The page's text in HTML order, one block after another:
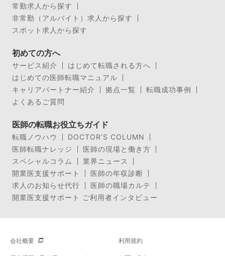
常勤求人から探す
非常勤（アルバイト）求人から探す
スポット求人から探す
初めての方へ
サービス紹介
はじめて転職される方へ
はじめての医師転職マニュアル
キャリアパートナー紹介
拠点一覧
転職成功事例
よくあるご質問
医師の転職お役立ちガイド
転職ノウハウ
DOCTOR’S COLUMN
医師転職ナレッジ
医師の現場と働き方
スペシャルコラム
業界ニュース
開業医支援サポート
医師の年収診断
求人のお知らせ代行
医師の職場カルテ
開業医支援サポート ご利用者インタビュー
会社概要 利用規約